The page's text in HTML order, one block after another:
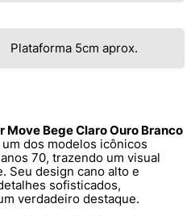
Plataforma 5cm aprox.
Move Bege Claro Ouro Branco
dos modelos icônicos
70, trazendo um visual
Seu design cano alto e
sofisticados,
verdadeiro destaque.